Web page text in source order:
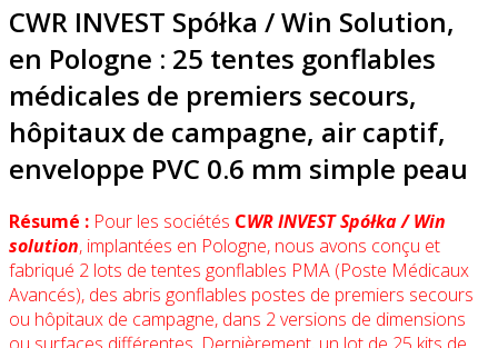
CWR INVEST Spółka / Win Solution,
en Pologne : 25 tentes gonflables
médicales de premiers secours,
hôpitaux de campagne, air captif,
enveloppe PVC 0.6 mm simple peau
Résumé : Pour les sociétés CWR INVEST Spółka / Win
solution, implantées en Pologne, nous avons conçu et
fabriqué 2 lots de tentes gonflables PMA (Poste Médicaux
Avancés), des abris gonflables postes de premiers secours
ou hôpitaux de campagne, dans 2 versions de dimensions